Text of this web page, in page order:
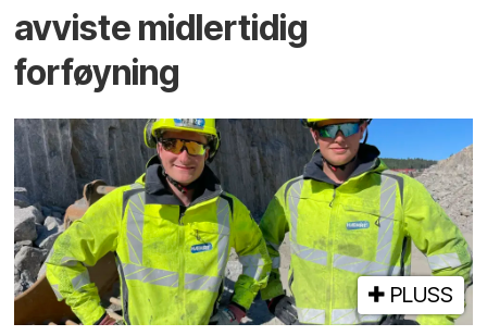
avviste midlertidig
forføyning
PLUSS